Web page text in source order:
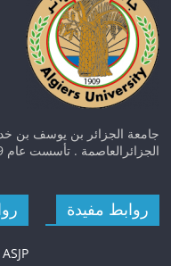
جامعة الجزائر بن يوسف بن
الجزائرالعاصمة . تأسست عام 1909 .
روابط مفيدة
ASJP